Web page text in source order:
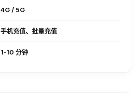
4G / 5G
手机充值、批量充值
1-10 分钟